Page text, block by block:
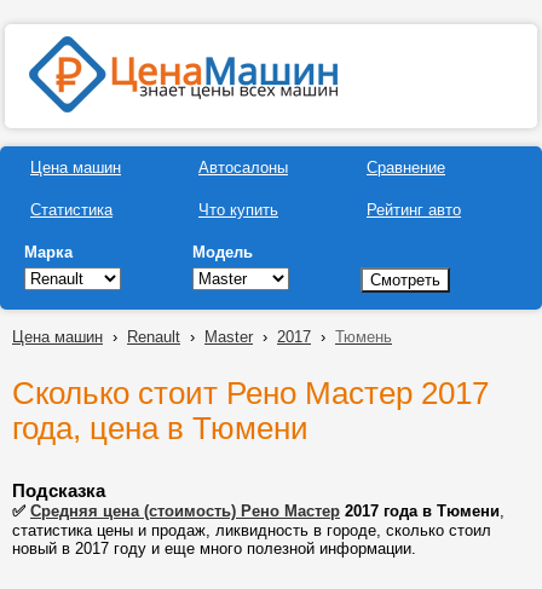
Цена машин
Статистика
Автосалоны
Что купить
Сравнение
Рейтинг авто
Марка Модель
Цена машин › Renault › Master › 2017 › Тюмень
Сколько стоит Рено Мастер 2017
года, цена в Тюмени
Подсказка
✅ Средняя цена (стоимость) Рено Мастер 2017 года в Тюмени,
статистика цены и продаж, ликвидность в городе, сколько стоил
новый в 2017 году и еще много полезной информации.